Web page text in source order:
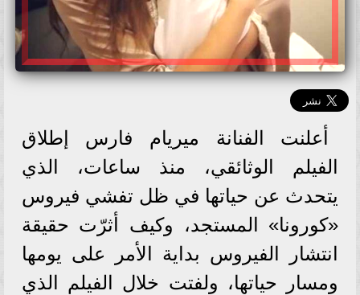
أعلنت الفنانة ميريام فارس إطلاق
الفيلم الوثائقي، منذ ساعات، الذي
يتحدث عن حياتها في ظل تفشي فيروس
«كورونا» المستجد، وكيف أثرّت حقيقة
انتشار الفيروس بداية الأمر على يومها
ومسار حياتها، ولفتت خلال الفيلم الذي